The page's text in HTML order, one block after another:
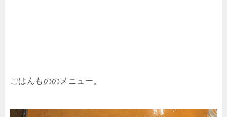
ごはんもののメニュー。